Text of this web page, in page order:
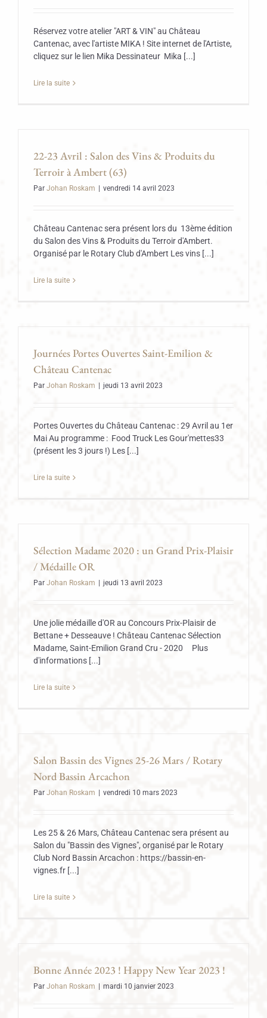
Réservez votre atelier "ART & VIN" au Château
Cantenac, avec l'artiste MIKA ! Site internet de l'Artiste,
cliquez sur le lien Mika Dessinateur Mika [...]
Lire la suite
22-23 Avril : Salon des Vins & Produits du
Terroir à Ambert (63)
Par Johan Roskam vendredi 14 avril 2023
Château Cantenac sera présent lors du 13ème édition
du Salon des Vins & Produits du Terroir d'Ambert.
Organisé par le Rotary Club d'Ambert Les vins [...]
Lire la suite
Journées Portes Ouvertes Saint-Emilion &
Château Cantenac
Par Johan Roskam jeudi 13 avril 2023
Portes Ouvertes du Château Cantenac : 29 Avril au 1er
Mai Au programme : Food Truck Les Gour'mettes33
(présent les 3 jours !) Les [...]
Lire la suite
Sélection Madame 2020 : un Grand Prix-Plaisir
/ Médaille OR
Par Johan Roskam jeudi 13 avril 2023
Une jolie médaille d'OR au Concours Prix-Plaisir de
Bettane + Desseauve ! Château Cantenac Sélection
Madame, Saint-Emilion Grand Cru - 2020 Plus
d'informations [...]
Lire la suite
Salon Bassin des Vignes 25-26 Mars / Rotary
Nord Bassin Arcachon
Par Johan Roskam vendredi 10 mars 2023
Les 25 & 26 Mars, Château Cantenac sera présent au
Salon du "Bassin des Vignes", organisé par le Rotary
Club Nord Bassin Arcachon : https://bassin-en-
vignes.fr [...]
Lire la suite
Bonne Année 2023 ! Happy New Year 2023 !
Par Johan Roskam mardi 10 janvier 2023